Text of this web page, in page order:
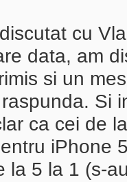
cu
data, am
si un
Si
ca cei de
iPhone
la 5 la 1 (s-